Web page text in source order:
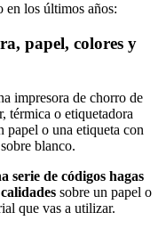
en los últimos años:
papel, colores y
impresora de chorro de
térmica o etiquetadora
papel o una etiqueta con
blanco.
serie de códigos hagas
sobre un papel o
que vas a utilizar.